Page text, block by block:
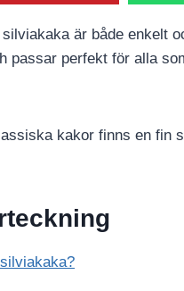
är både enkelt
passar perfekt för alla
kakor finns en fin